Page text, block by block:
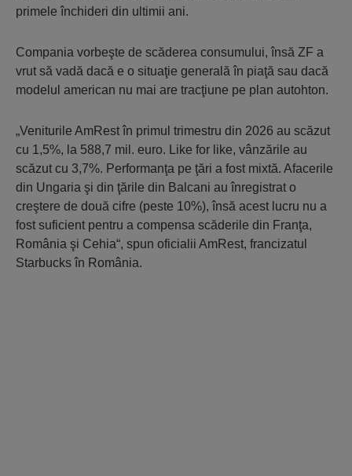
primele închideri din ultimii ani.
Compania vorbeşte de scăderea consu­mului, însă ZF a
vrut să vadă dacă e o situ­aţie generală în piaţă sau dacă
modelul ame­rican nu mai are tracţiune pe plan autohton.
„Veniturile AmRest în primul trimes­tru din 2026 au scăzut
cu 1,5%, la 588,7 mil. euro. Like for like, vânzările au
scăzut cu 3,7%. Performanţa pe ţări a fost mixtă. Afa­cerile
din Ungaria şi din ţările din Bal­cani au înregistrat o
creştere de două cifre (peste 10%), însă acest lucru nu a
fost sufi­cient pentru a compensa scăderile din Franţa,
România şi Cehia“, spun oficialii AmRest, francizatul
Starbucks în Româ­nia.